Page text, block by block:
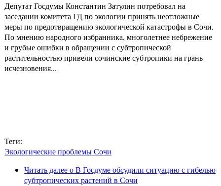
Депутат Госдумы Константин Затулин потребовал на
заседании комитета ГД по экологии принять неотложные
меры по предотвращению экологической катастрофы в Сочи.
По мнению народного избранника, многолетнее небрежение
и грубые ошибки в обращении с субтропической
растительностью привели сочинские субтропики на грань
исчезновения...
Теги:
Экологические проблемы Сочи
Читать далеео В Госдуме обсудили ситуацию с гибелью
субтропических растений в Сочи